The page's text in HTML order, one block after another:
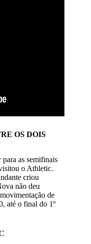
OS DOIS
as semifinais
o Athletic.
criou
não deu
de
até o final do 1º